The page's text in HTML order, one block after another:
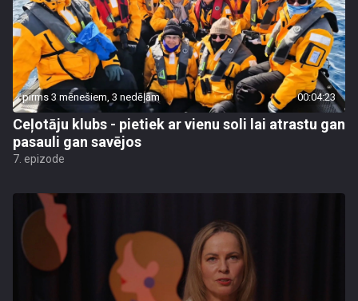
pirms 3 mēnešiem, 3 nedēļām 00:04:23
Ceļotāju klubs - pietiek ar vienu soli lai atrastu gan
pasauli gan savējos
7. epizode